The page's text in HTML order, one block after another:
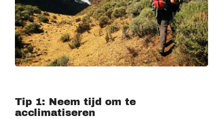
Tip 1: Neem tijd om te
acclimatiseren